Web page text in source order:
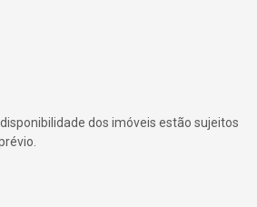
dos imóveis estão sujeitos